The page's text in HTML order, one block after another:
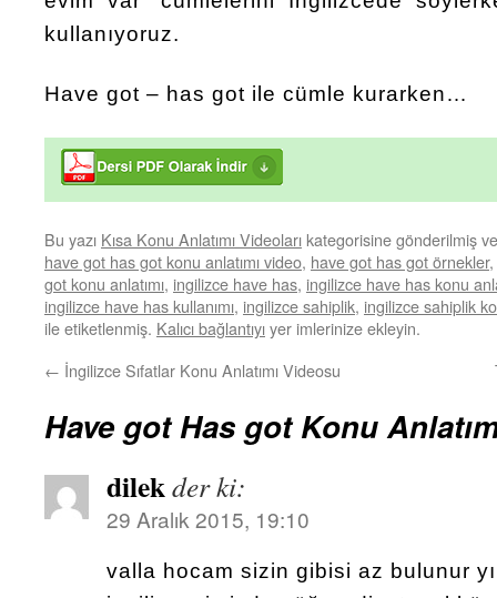
kullanıyoruz.
Have got – has got ile cümle kurarken…
Bu yazı Kısa Konu Anlatımı Videoları kategorisine gönderilmiş
have got has got konu anlatımı video, have got has got örnekler,
got konu anlatımı, ingilizce have has, ingilizce have has konu
ingilizce have has kullanımı, ingilizce sahiplik, ingilizce sahiplik
ile etiketlenmiş. Kalıcı bağlantıyıyer imlerinize ekleyin.
← İngilizce Sıfatlar Konu Anlatımı Videosu
Have got Has got Konu
dilekder ki:
29 Aralık 2015, 19:10
valla hocam sizin gibisi az bulunur